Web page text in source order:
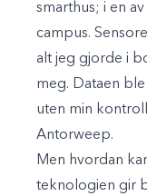
smarthus; i en
campus.
alt jeg gjorde i
meg. Dataen
uten min
Antorweep.
Men hvordan
teknologien gir